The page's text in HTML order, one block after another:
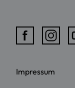
Impressum